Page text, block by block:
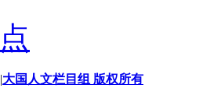
|大国人文栏目组 版权所有